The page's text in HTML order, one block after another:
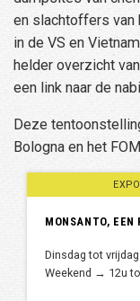
en slachtoffers van
in de VS en
helder overzicht
een link naar de
Deze
Bologna en het
MONSANTO, EEN
Dinsdag tot
Weekend → 12u